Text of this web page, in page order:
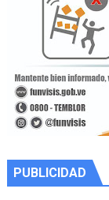
PUBLICIDAD